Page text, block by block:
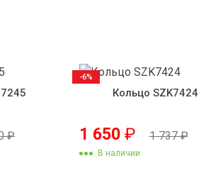
₽
Кольцо SZK7424
1 650 ₽ 1 737₽
В наличии
-6%